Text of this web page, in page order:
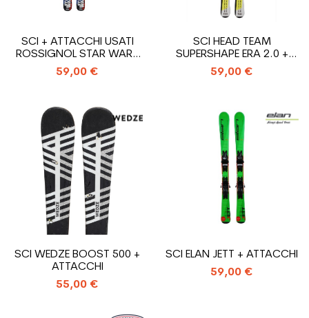
SCI + ATTACCHI USATI
ROSSIGNOL STAR WARS
JUNIOR
59,00 €
SCI HEAD TEAM
SUPERSHAPE ERA 2.0 +
ATTACCHI
59,00 €
SCI WEDZE BOOST 500 +
ATTACCHI
55,00 €
SCI ELAN JETT + ATTACCHI
59,00 €